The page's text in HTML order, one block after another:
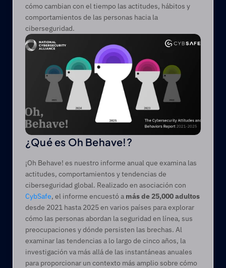
cómo cambian con el tiempo las actitudes, hábitos y
comportamientos de las personas hacia la
ciberseguridad.
¿Qué es Oh Behave!?
¡Oh Behave! es nuestro informe anual que examina las
actitudes, comportamientos y tendencias de
CybSafe, el informe encuestó a más de 25,000 adultos
desde 2021 hasta 2025 en varios países para explorar
cómo las personas abordan la seguridad en línea, sus
preocupaciones y dónde persisten las brechas. Al
examinar las tendencias a lo largo de cinco años, la
investigación va más allá de las instantáneas anuales
para proporcionar un contexto más amplio sobre cómo